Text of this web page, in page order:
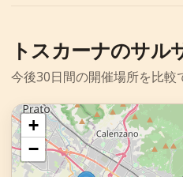
トスカーナのサル
今後30日間の開催場所を比較
+
−